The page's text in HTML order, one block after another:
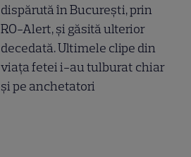
dispărută în București, prin
RO-Alert, și găsită ulterior
decedată. Ultimele clipe din
viața fetei i-au tulburat chiar
și pe anchetatori